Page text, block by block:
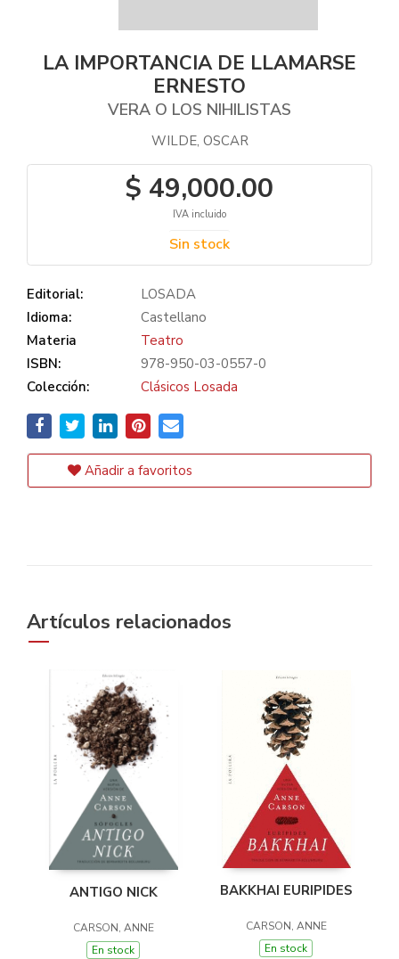
LA IMPORTANCIA DE LLAMARSE
ERNESTO
VERA O LOS NIHILISTAS
WILDE, OSCAR
$ 49,000.00
IVA incluido
Sin stock
Editorial:
LOSADA
Idioma:
Castellano
Materia
Teatro
ISBN:
978-950-03-0557-0
Colección:
Clásicos Losada
Añadir a favoritos
Artículos relacionados
ANTIGO NICK
CARSON, ANNE
En stock
BAKKHAI EURIPIDES
CARSON, ANNE
En stock